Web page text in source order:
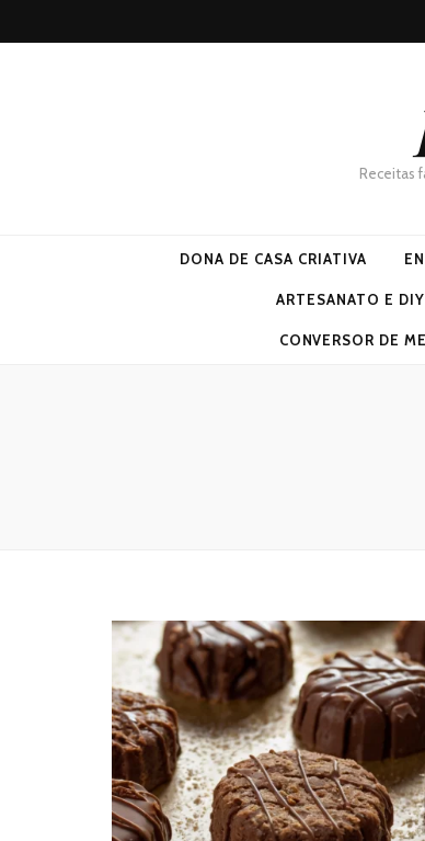
Receitas
DONA DE CASA CRIATIVA
ARTESANATO E DIY
CONVERSOR DE